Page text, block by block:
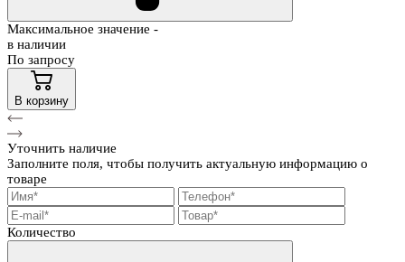
Максимальное значение -
в наличии
По запросу
В корзину
Уточнить наличие
Заполните поля, чтобы получить актуальную информацию о
товаре
Количество